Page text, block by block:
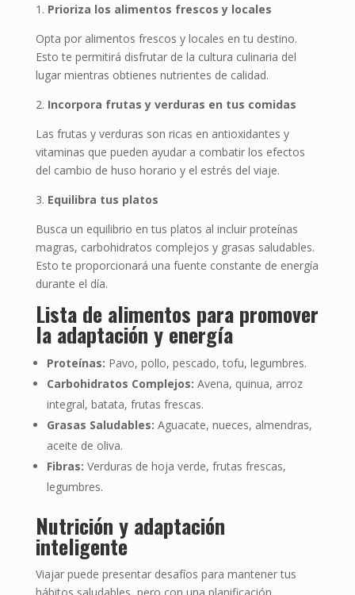
1. Prioriza los alimentos frescos y locales
Opta por alimentos frescos y locales en tu destino.
Esto te permitirá disfrutar de la cultura culinaria del
lugar mientras obtienes nutrientes de calidad.
2. Incorpora frutas y verduras en tus comidas
Las frutas y verduras son ricas en antioxidantes y
vitaminas que pueden ayudar a combatir los efectos
del cambio de huso horario y el estrés del viaje.
3. Equilibra tus platos
Busca un equilibrio en tus platos al incluir proteínas
magras, carbohidratos complejos y grasas saludables.
Esto te proporcionará una fuente constante de energía
durante el día.
Lista de alimentos para promover
la adaptación y energía
Proteínas: Pavo, pollo, pescado, tofu, legumbres.
Carbohidratos Complejos: Avena, quinua, arroz
integral, batata, frutas frescas.
Grasas Saludables: Aguacate, nueces, almendras,
aceite de oliva.
Fibras: Verduras de hoja verde, frutas frescas,
legumbres.
Nutrición y adaptación
inteligente
Viajar puede presentar desafíos para mantener tus
hábitos saludables, pero con una planificación